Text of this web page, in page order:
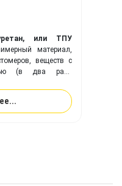
или ТПУ
материал,
веществ с
(в два раза
надувного
привычную ПВХ-